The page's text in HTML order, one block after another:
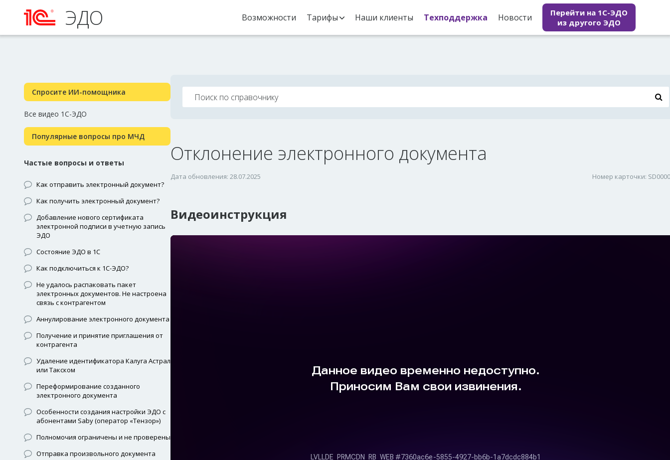
ЭДО Возможности Тарифы Наши клиенты Техподдержка Новости
Перейти на 1С-ЭДО
из другого ЭДО
Спросите ИИ-помощника
Все видео 1С-ЭДО
Популярные вопросы про МЧД
Частые вопросы и ответы
Как отправить электронный документ?
Как получить электронный документ?
Добавление нового сертификата
электронной подписи в учетную запись
ЭДО
Состояние ЭДО в 1С
Как подключиться к 1С-ЭДО?
Не удалось распаковать пакет
электронных документов. Не настроена
связь с контрагентом
Аннулирование электронного документа
Получение и принятие приглашения от
контрагента
Удаление идентификатора Калуга Астрал
или Такском
Переформирование созданного
электронного документа
Особенности создания настройки ЭДО с
абонентами Saby (оператор «Тензор»)
Полномочия ограничены и не проверены
Отправка произвольного документа
Отклонение электронного документа
Дата обновления: 28.07.2025 Номер карточки:
Видеоинструкция